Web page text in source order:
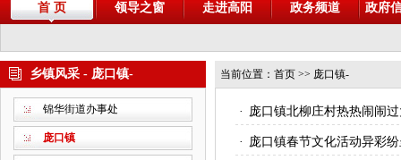
首 页 领导之窗 走进高阳 政务频道 政府
乡镇风采 - 庞口镇-
锦华街道办事处
庞口镇
当前位置： 首页 >> 庞口镇-
· 庞口镇北柳庄村热热闹闹
· 庞口镇春节文化活动异彩